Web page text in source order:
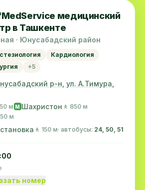
медицинский
в Ташкенте
· Юнусабадский район
Кардиология
+5
р-н, ул. А.Тимура,
м M Шахристон 🚶 850 м
м
🚶 150 м· автобусы: 24, 50, 51
номер